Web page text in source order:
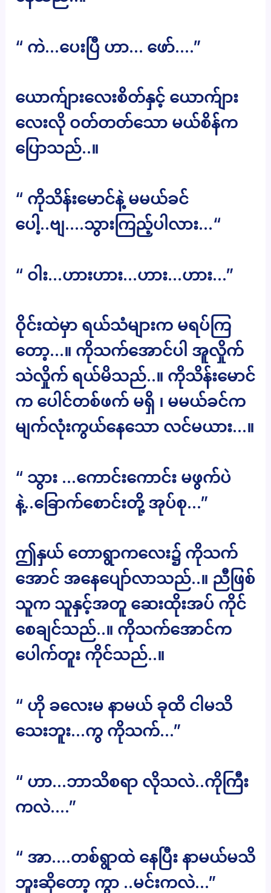
“ ကဲ…ပေးပြီ ဟာ… ဖော်….”
ယောက်ျားလေးစိတ်နှင့် ယောက်ျား
လေးလို ဝတ်တတ်သော မယ်စိန်က
ပြောသည်..။
“ ကိုသိန်းမောင်နဲ့ မမယ်ခင်
ပေါ့..ဗျ….သွားကြည့်ပါလား…“
“ ဝါး…ဟားဟား…ဟား…ဟား…”
ဝိုင်းထဲမှာ ရယ်သံများက မရပ်ကြ
တော့…။ ကိုသက်အောင်ပါ အူလှိုက်
သဲလှိုက် ရယ်မိသည်..။ ကိုသိန်းမောင်
က ပေါင်တစ်ဖက် မရှိ ၊ မမယ်ခင်က
မျက်လုံးကွယ်နေသော လင်မယား…။
“ သွား …ကောင်းကောင်း မဖွက်ပဲ
နဲ့..ခြောက်စောင်းတို့ အုပ်စု…”
ဤနှယ် တောရွာကလေး၌ ကိုသက်
အောင် အနေပျော်လာသည်..။ ညီဖြစ်
သူက သူနှင့်အတူ ဆေးထိုးအပ် ကိုင်
စေချင်သည်..။ ကိုသက်အောင်က
ပေါက်တူး ကိုင်သည်..။
“ ဟို ခလေးမ နာမယ် ခုထိ ငါမသိ
သေးဘူး…ကွ ကိုသက်…”
“ ဟာ…ဘာသိစရာ လိုသလဲ..ကိုကြီး
ကလဲ….”
“ အာ….တစ်ရွာထဲ နေပြီး နာမယ်မသိ
ဘူးဆိုတော့ ကွာ ..မင်းကလဲ…”